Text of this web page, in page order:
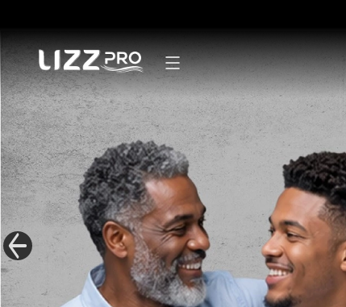
Secadores
Pranchas
Modeladores
Escovas
Mãos e pés
Linha Masculina
Mister Lizz
Acessórios